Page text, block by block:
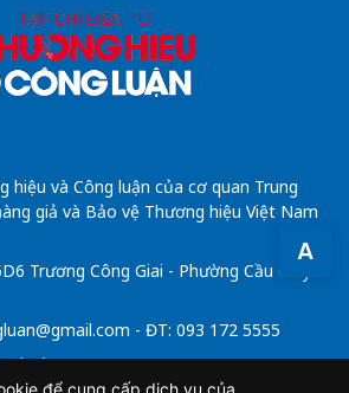
A
hiệu và Công luận của cơ quan Trung
giả và Bảo vệ Thương hiệu Việt Nam
Trương Công Giai - Phường Cầu Giấy -
- ĐT: 093 172 5555
Thuận
để cung cấp dịch vụ của